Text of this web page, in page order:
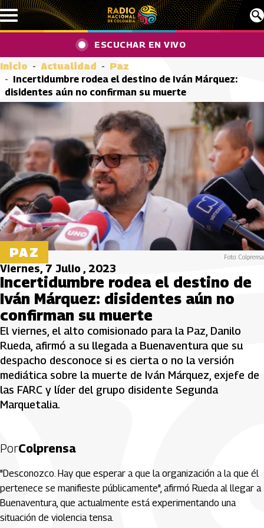
Pasar al contenido principal
ESCUCHAR EN VIVO
Inicio Actualidad
Paz
Incertidumbre rodea el destino de Iván Márquez:
disidentes aún no confirman su muerte
PAZ Foto: Colprensa
Viernes, 7 Julio , 2023
Incertidumbre rodea el destino de
Iván Márquez: disidentes aún no
confirman su muerte
El viernes, el alto comisionado para la Paz, Danilo
Rueda, afirmó a su llegada a Buenaventura que su
despacho desconoce si es cierta o no la versión
mediática sobre la muerte de Iván Márquez, exjefe de
las FARC y líder del grupo disidente Segunda
Marquetalia.
PorColprensa
"Desconozco. Hay que esperar a que la organización a la que él
pertenece se manifieste públicamente", afirmó Rueda al llegar a
Buenaventura, que actualmente está experimentando una
situación de violencia tensa.